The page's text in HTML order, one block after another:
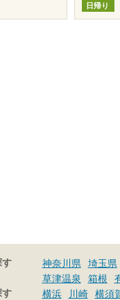
日帰り
す 神奈川県 埼玉県
草津温泉 箱根
す 横浜 川崎 横須